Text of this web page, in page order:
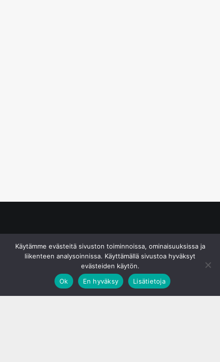
Käytämme evästeitä sivuston toiminnoissa, ominaisuuksissa ja
liikenteen analysoinnissa. Käyttämällä sivustoa hyväksyt
evästeiden käytön.
Ok
En hyväksy Lisätietoja